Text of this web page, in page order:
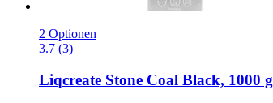
2 Optionen
3.7 (3)
Liqcreate Stone Coal Black, 1000 g